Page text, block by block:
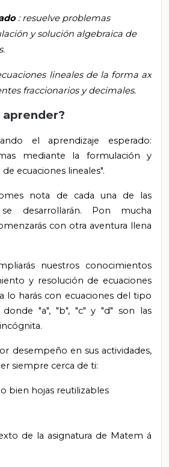
: resuelve problemas
y solución algebraica de
lineales de la forma ax
fraccionarios y decimales.
aprender?
el aprendizaje esperado:
mediante la formulación y
ecuaciones lineales".
nota de cada una de las
desarrollarán. Pon mucha
con otra aventura llena
nuestros conocimientos
y resolución de ecuaciones
lo harás con ecuaciones del tipo
"a", "b", "c" y "d" son las
desempeño en sus actividades,
siempre cerca de ti:
bien hojas reutilizables
de la asignatura de Matem á